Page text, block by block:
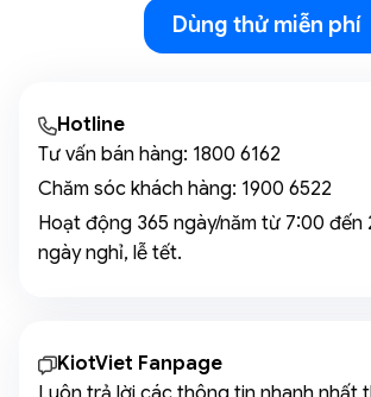
Dùng thử miễn phí
Hotline
Tư vấn bán hàng: 1800 6162
Chăm sóc khách hàng: 1900 6522
Hoạt động 365 ngày/năm từ 7:00 đến
ngày nghỉ, lễ tết.
KiotViet Fanpage